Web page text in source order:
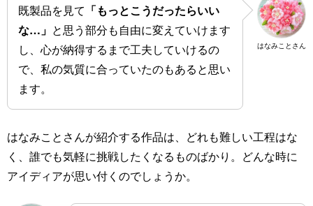
はなみことさん
既製品を見て 「もっとこうだったらいい
な…」 と思う部分も自由に変えていけます
し、心が納得するまで工夫していけるの
で、私の気質に合っていたのもあると思い
ます。
はなみことさんが紹介する作品は、どれも難しい工程はな
く、誰でも気軽に挑戦したくなるものばかり。どんな時に
アイディアが思い付くのでしょうか。